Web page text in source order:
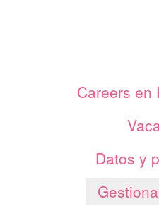
Careers en
Datos y